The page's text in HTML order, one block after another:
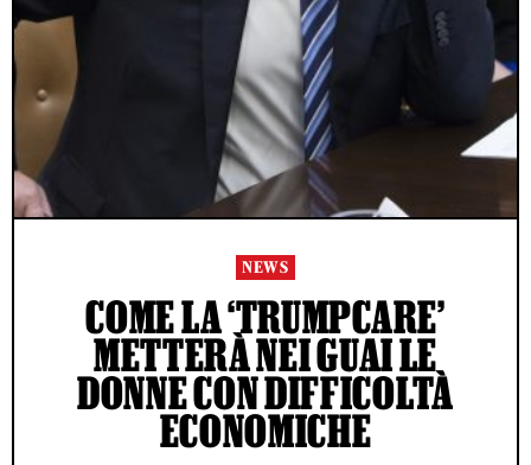
NEWS
COME LA ‘TRUMPCARE’
METTERÀ NEI GUAI LE
DONNE CON DIFFICOLTÀ
ECONOMICHE